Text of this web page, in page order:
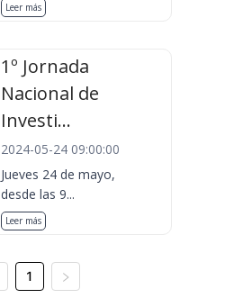
Leer más
1º Jornada
Nacional de
Investi...
2024-05-24 09:00:00
Jueves 24 de mayo,
desde las 9...
Leer más
1